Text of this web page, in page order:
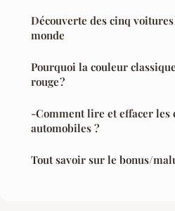
Découverte des cinq
monde
Pourquoi la couleur
rouge ?
-Comment lire et effacer les
automobiles ?
Tout savoir sur le bonus/